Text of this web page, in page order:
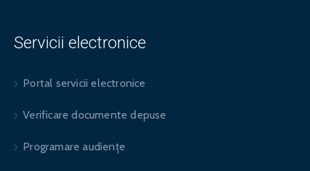
Servicii electronice
Portal servicii electronice
Verificare documente depuse
Programare audiențe